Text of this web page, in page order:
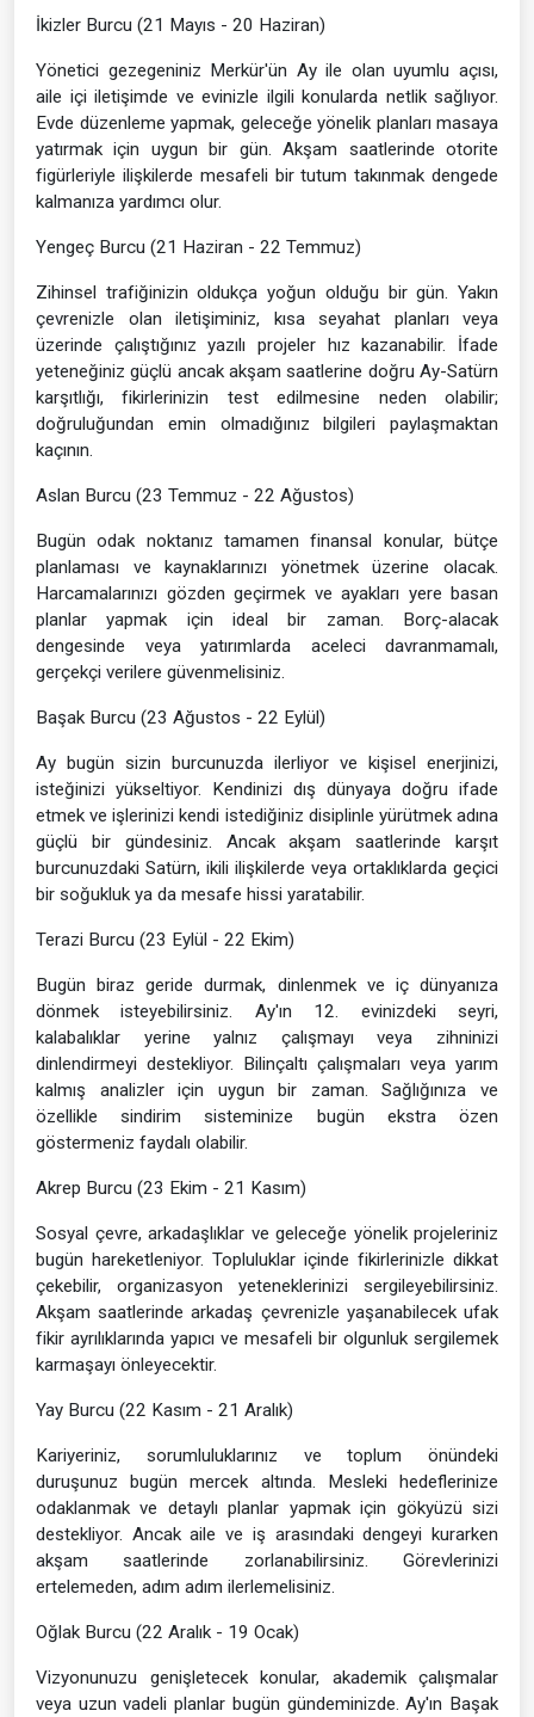
İkizler Burcu (21 Mayıs - 20 Haziran)
Yönetici gezegeniniz Merkür'ün Ay ile olan uyumlu açısı,
aile içi iletişimde ve evinizle ilgili konularda netlik sağlıyor.
Evde düzenleme yapmak, geleceğe yönelik planları masaya
yatırmak için uygun bir gün. Akşam saatlerinde otorite
figürleriyle ilişkilerde mesafeli bir tutum takınmak dengede
kalmanıza yardımcı olur.
Yengeç Burcu (21 Haziran - 22 Temmuz)
Zihinsel trafiğinizin oldukça yoğun olduğu bir gün. Yakın
çevrenizle olan iletişiminiz, kısa seyahat planları veya
üzerinde çalıştığınız yazılı projeler hız kazanabilir. İfade
yeteneğiniz güçlü ancak akşam saatlerine doğru Ay-Satürn
karşıtlığı, fikirlerinizin test edilmesine neden olabilir;
doğruluğundan emin olmadığınız bilgileri paylaşmaktan
kaçının.
Aslan Burcu (23 Temmuz - 22 Ağustos)
Bugün odak noktanız tamamen finansal konular, bütçe
planlaması ve kaynaklarınızı yönetmek üzerine olacak.
Harcamalarınızı gözden geçirmek ve ayakları yere basan
planlar yapmak için ideal bir zaman. Borç-alacak
dengesinde veya yatırımlarda aceleci davranmamalı,
gerçekçi verilere güvenmelisiniz.
Başak Burcu (23 Ağustos - 22 Eylül)
Ay bugün sizin burcunuzda ilerliyor ve kişisel enerjinizi,
isteğinizi yükseltiyor. Kendinizi dış dünyaya doğru ifade
etmek ve işlerinizi kendi istediğiniz disiplinle yürütmek adına
güçlü bir gündesiniz. Ancak akşam saatlerinde karşıt
burcunuzdaki Satürn, ikili ilişkilerde veya ortaklıklarda geçici
bir soğukluk ya da mesafe hissi yaratabilir.
Terazi Burcu (23 Eylül - 22 Ekim)
Bugün biraz geride durmak, dinlenmek ve iç dünyanıza
dönmek isteyebilirsiniz. Ay'ın 12. evinizdeki seyri,
kalabalıklar yerine yalnız çalışmayı veya zihninizi
dinlendirmeyi destekliyor. Bilinçaltı çalışmaları veya yarım
kalmış analizler için uygun bir zaman. Sağlığınıza ve
özellikle sindirim sisteminize bugün ekstra özen
göstermeniz faydalı olabilir.
Akrep Burcu (23 Ekim - 21 Kasım)
Sosyal çevre, arkadaşlıklar ve geleceğe yönelik projeleriniz
bugün hareketleniyor. Topluluklar içinde fikirlerinizle dikkat
çekebilir, organizasyon yeteneklerinizi sergileyebilirsiniz.
Akşam saatlerinde arkadaş çevrenizle yaşanabilecek ufak
fikir ayrılıklarında yapıcı ve mesafeli bir olgunluk sergilemek
karmaşayı önleyecektir.
Yay Burcu (22 Kasım - 21 Aralık)
Kariyeriniz, sorumluluklarınız ve toplum önündeki
duruşunuz bugün mercek altında. Mesleki hedeflerinize
odaklanmak ve detaylı planlar yapmak için gökyüzü sizi
destekliyor. Ancak aile ve iş arasındaki dengeyi kurarken
akşam saatlerinde zorlanabilirsiniz. Görevlerinizi
ertelemeden, adım adım ilerlemelisiniz.
Oğlak Burcu (22 Aralık - 19 Ocak)
Vizyonunuzu genişletecek konular, akademik çalışmalar
veya uzun vadeli planlar bugün gündeminizde. Ay'ın Başak